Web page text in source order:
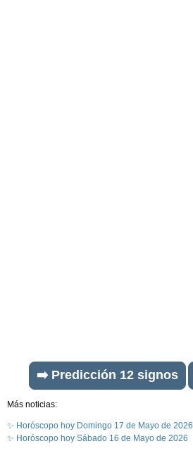
➡️ Predicción 12 signos
Más noticias:
✨ Horóscopo hoy Domingo 17 de Mayo de 2026
✨ Horóscopo hoy Sábado 16 de Mayo de 2026